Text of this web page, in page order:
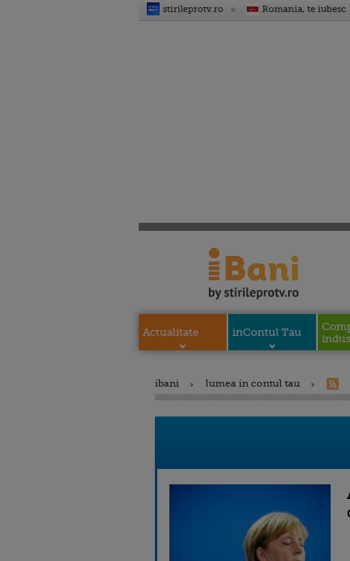
stirileprotv.ro Romania, te iubesc
Actualitate inContul Tau
ibani lumea in contul tau